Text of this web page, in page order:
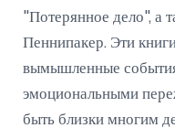
"Потерянное дело", а
Пеннипакер. Эти
вымышленные
эмоциональными
быть близки многим